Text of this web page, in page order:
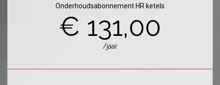
Onderhoudsabonnement HR ketels
€ 131,00
/jaar